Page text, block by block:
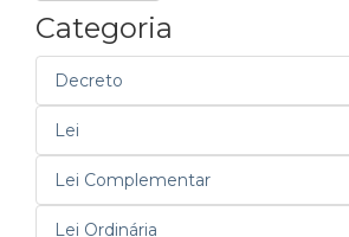
Categoria
Decreto
Lei
Lei Complementar
Lei Ordinária